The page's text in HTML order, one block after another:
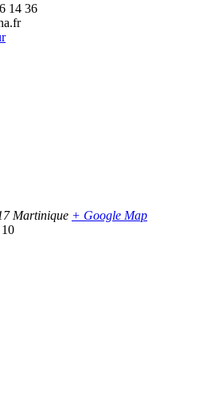
14 36
Martinique + Google Map